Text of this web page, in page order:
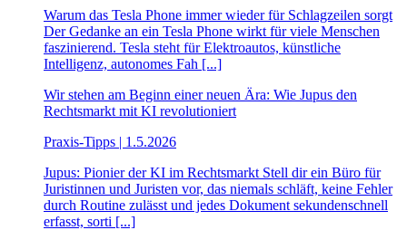
Warum das Tesla Phone immer wieder für Schlagzeilen sorgt
Der Gedanke an ein Tesla Phone wirkt für viele Menschen
faszinierend. Tesla steht für Elektroautos, künstliche
Intelligenz, autonomes Fah [...]
Wir stehen am Beginn einer neuen Ära: Wie Jupus den
Rechtsmarkt mit KI revolutioniert
Praxis-Tipps | 1.5.2026
Jupus: Pionier der KI im Rechtsmarkt Stell dir ein Büro für
Juristinnen und Juristen vor, das niemals schläft, keine Fehler
durch Routine zulässt und jedes Dokument sekundenschnell
erfasst, sorti [...]